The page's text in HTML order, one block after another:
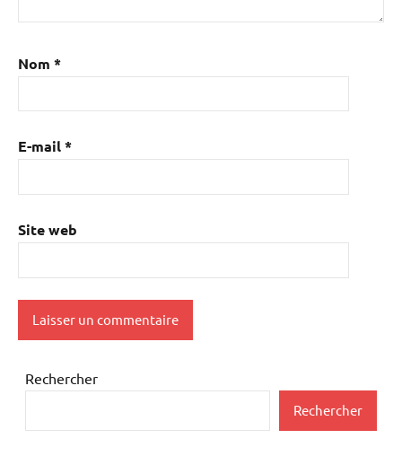
Nom *
E-mail*
Site web
Rechercher
Rechercher